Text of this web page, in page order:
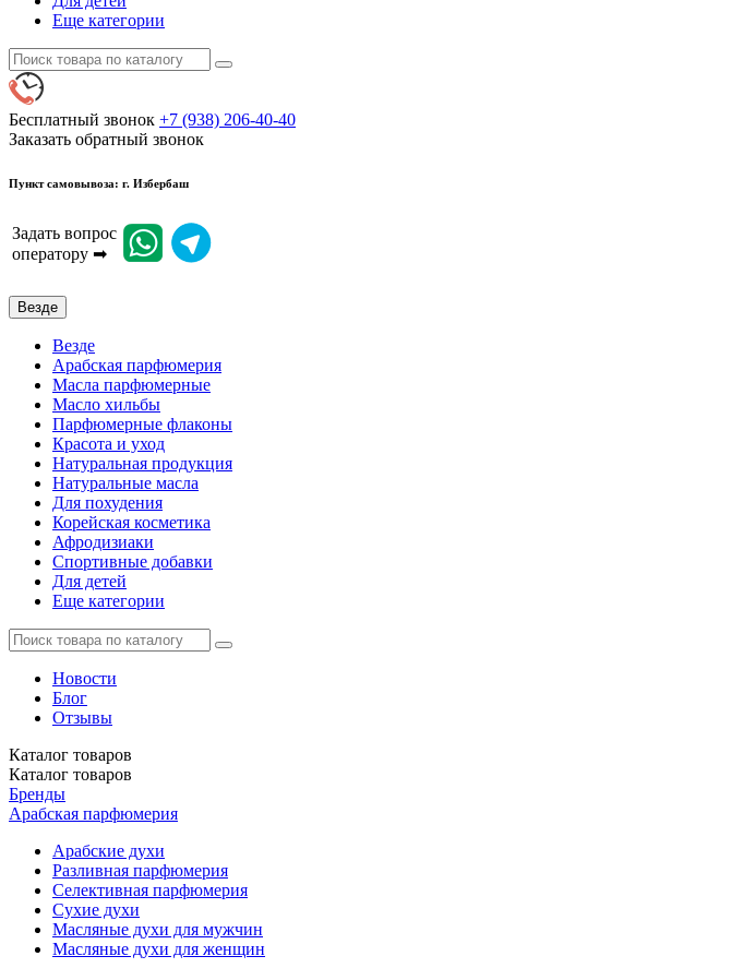
Еще категории
Бесплатный звонок +7 (938) 206-40-40
Заказать обратный звонок
Пункт самовывоза: г. Избербаш
Задать вопрос
оператору ➡
Везде
Везде
Арабская парфюмерия
Масла парфюмерные
Масло хильбы
Парфюмерные флаконы
Красота и уход
Натуральная продукция
Натуральные масла
Для похудения
Корейская косметика
Афродизиаки
Спортивные добавки
Для детей
Еще категории
Новости
Блог
Отзывы
Каталог товаров
Каталог товаров
Бренды
Арабская парфюмерия
Арабские духи
Разливная парфюмерия
Селективная парфюмерия
Сухие духи
Масляные духи для мужчин
Масляные духи для женщин